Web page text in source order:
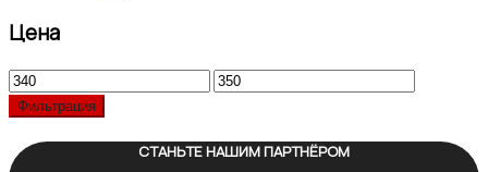
Цена
Минимальная
цена
Максимальная
Фильтрация
СТАНЬТЕ НАШИМ ПАРТНЁРОМ